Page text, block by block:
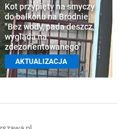
Kot przypięty na smyczy
do balkonu na Bródnie.
"Bez wody, pada deszcz,
wygląda na
zdezorientowanego"
AKTUALIZACJA